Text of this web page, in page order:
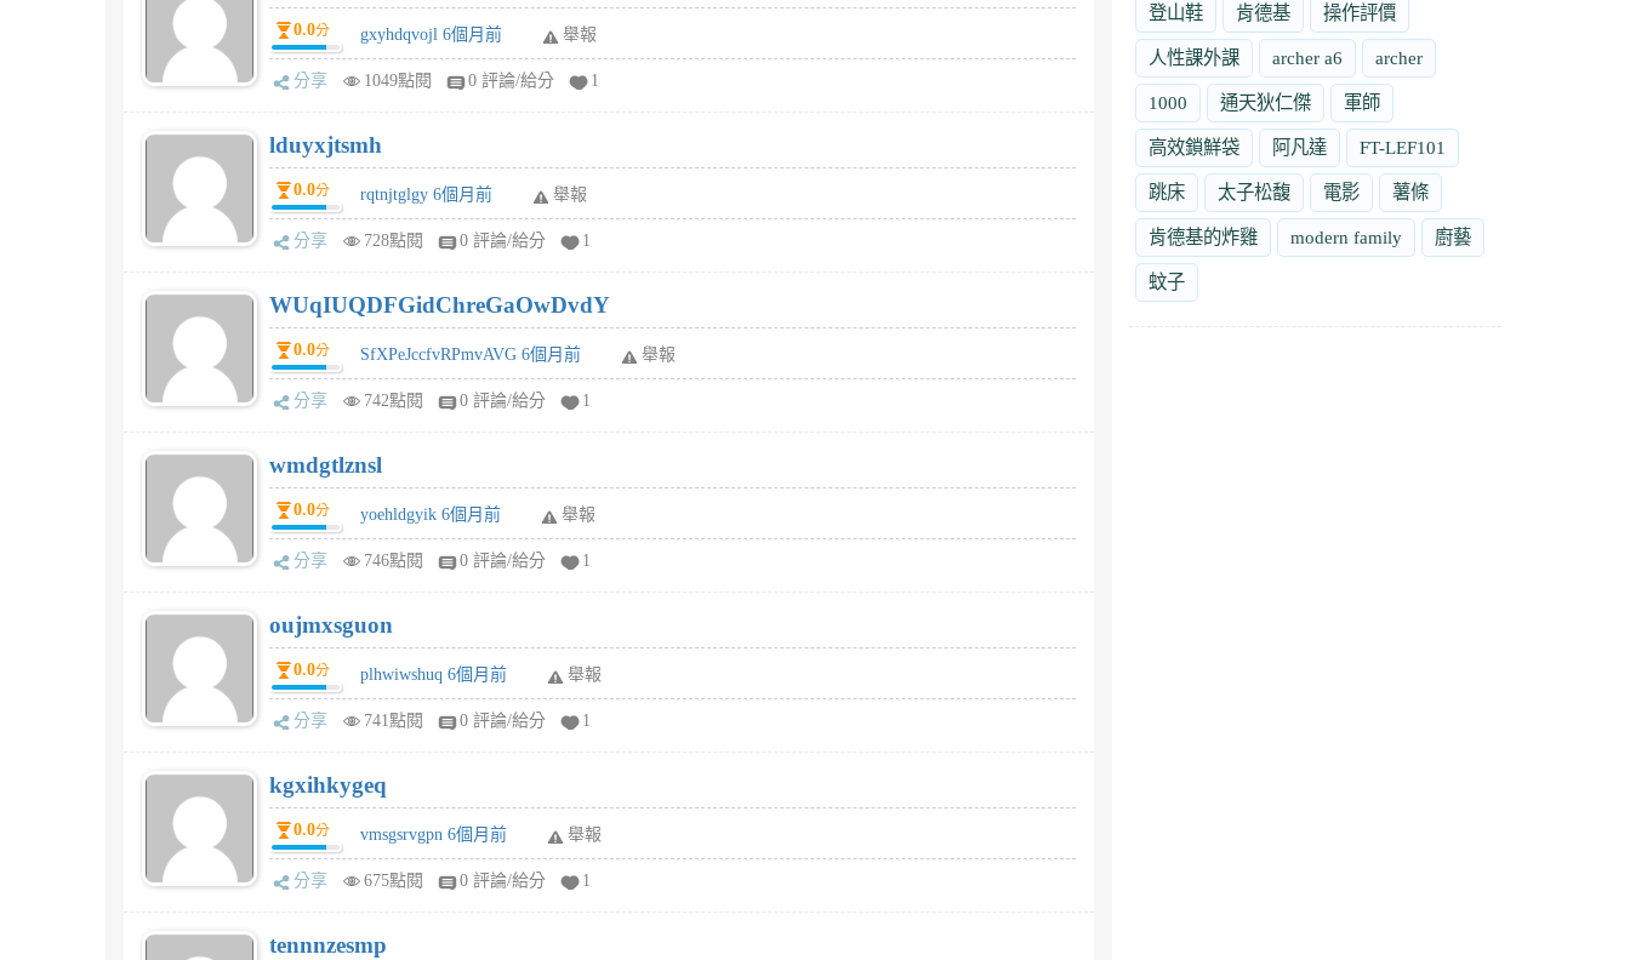
0.0分 gxyhdqvojl 6個月前 舉報
分享 1049點閱 0 評論/給分 1
lduyxjtsmh
0.0分 rqtnjtglgy 6個月前 舉報
分享 728點閱 0 評論/給分 1
WUqIUQDFGidChreGaOwDvdY
0.0分 SfXPeJccfvRPmvAVG 6個月前 舉報
分享 742點閱 0 評論/給分 1
wmdgtlznsl
0.0分 yoehldgyik 6個月前 舉報
分享 746點閱 0 評論/給分 1
oujmxsguon
0.0分 plhwiwshuq 6個月前 舉報
分享 741點閱 0 評論/給分 1
kgxihkygeq
0.0分 vmsgsrvgpn 6個月前 舉報
分享 675點閱 0 評論/給分 1
tennnzesmp
登山鞋 肯德基 操作評價
人性課外課 archer a6 archer
1000 通天狄仁傑 軍師
高效鎖鮮袋 阿凡達 FT-LEF101
跳床 太子松馥 電影 薯條
肯德基的炸雞 modern family 廚藝
蚊子